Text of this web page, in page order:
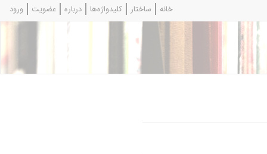
ورود عضویت درباره کلیدواژه‌ها ساختار خانه